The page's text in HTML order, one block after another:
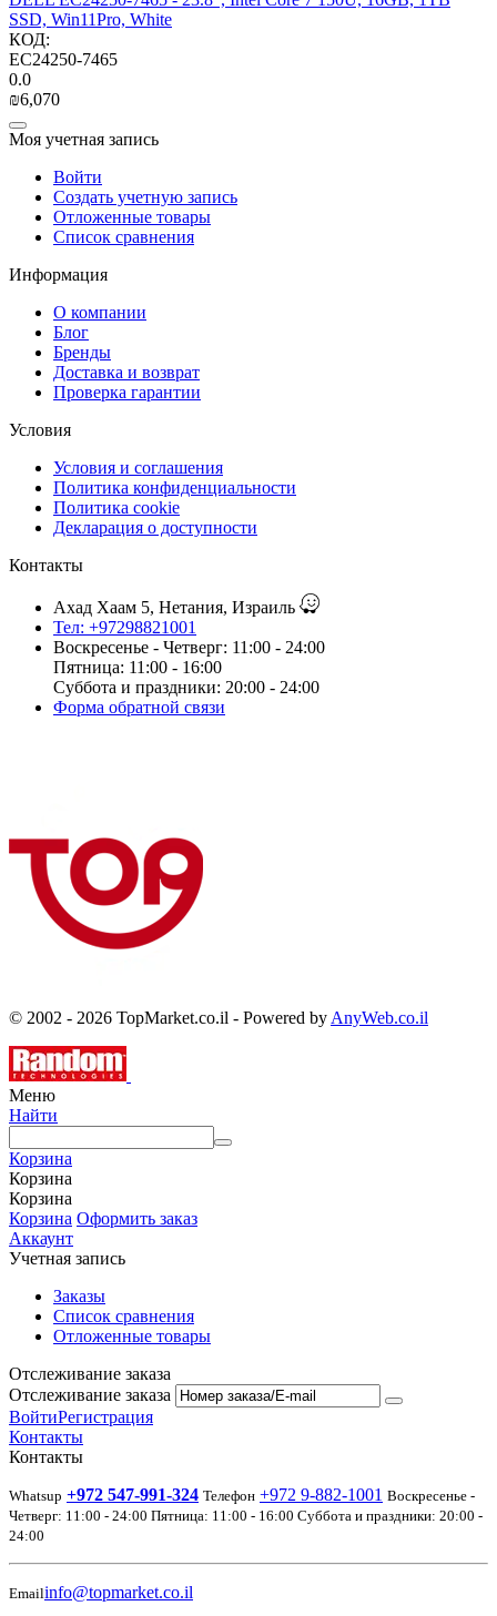
SSD, Win11Pro, White
КОД:
EC24250-7465
0.0
₪6,070
Моя учетная запись
Войти
Создать учетную запись
Отложенные товары
Список сравнения
Информация
О компании
Блог
Бренды
Доставка и возврат
Проверка гарантии
Условия
Условия и соглашения
Политика конфиденциальности
Политика cookie
Декларация о доступности
Контакты
Ахад Хаам 5, Нетания, Израиль
Тел: +97298821001
Воскресенье - Четверг: 11:00 - 24:00
Пятница: 11:00 - 16:00
Суббота и праздники: 20:00 - 24:00
Форма обратной связи
© 2002 - 2026 TopMarket.co.il - Powered by AnyWeb.co.il
Меню
Найти
Корзина
Корзина
Корзина
Корзина Оформить заказ
Аккаунт
Учетная запись
Заказы
Список сравнения
Отложенные товары
Отслеживание заказа
Отслеживание заказа
ВойтиРегистрация
Контакты
Контакты
Whatsup +972 547-991-324 Телефон +972 9-882-1001 Воскресенье -
Четверг: 11:00 - 24:00 Пятница: 11:00 - 16:00 Суббота и праздники: 20:00 -
24:00
Emailinfo@topmarket.co.il